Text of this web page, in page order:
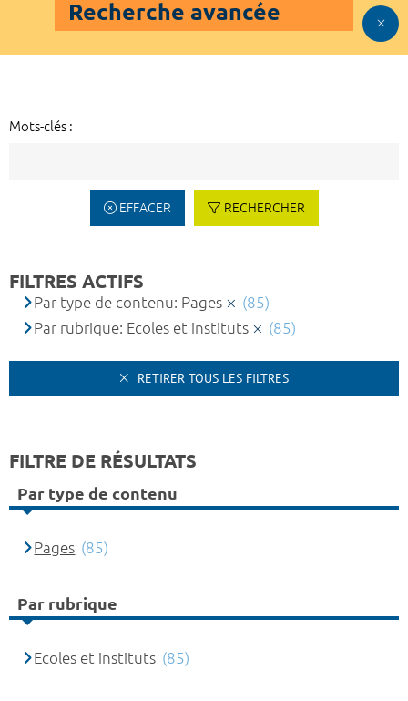
Recherche avancée
Mots-clés :
EFFACER RECHERCHER
FILTRES ACTIFS
Par type de contenu: Pages
(85)
Par rubrique: Ecoles et instituts
(85)
RETIRER TOUS LES FILTRES
FILTRE DE RÉSULTATS
Par type de contenu
Pages (85)
Par rubrique
Ecoles et instituts (85)